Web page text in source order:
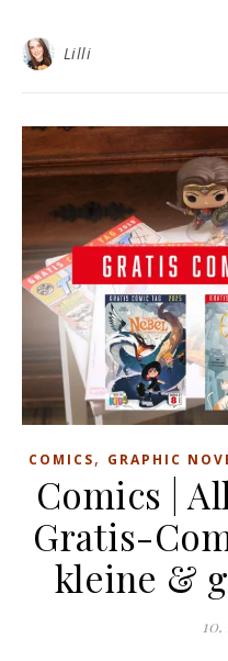
Lilli
COMICS, GRAPHIC
Comics |
Gratis-
kleine &